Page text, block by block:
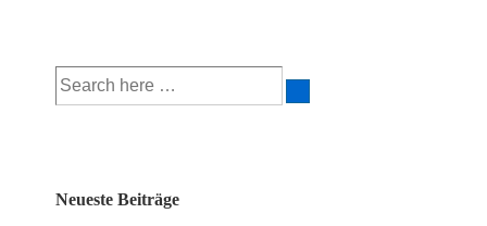
Suche
Neueste Beiträge